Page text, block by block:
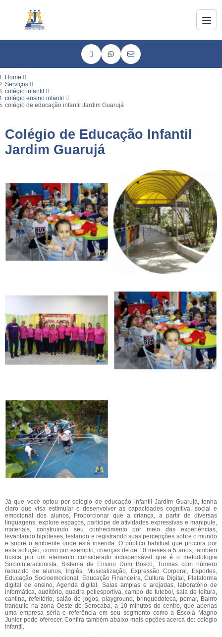
Home
Serviços
colégio infantil
colégio ensino infantil
colégio de educação infantil Jardim Guarujá
Colégio de Educação Infantil
Jardim Guarujá
Já que você optou por colégio de educação infantil Jardim Guarujá, tenha
claro que visa estimular e desenvolver as capacidades cognitiva, social e
emocional dos alunos, Proporcionar que a criança, a partir de diversas
linguagens, explore espaços, participe de atividades expressivas e manipule,
materiais, construindo seu conhecimento por meio das experiências,
levantando hipóteses, testando e registrando suas percepções sobre o mundo
e sobre o ambiente onde está inserida. O público habitual que procura por
esta solução, como por exemplo, crianças de de 10 meses a 5 anos, também
busca por um elemento considerado indispensável que é o metodologia
Sociointeracionista, Sistema de Ensino Dom Bosco, Turmas com número
reduzido de alunos, Inglês, Musicalização, Expressão Corporal, Esportes,
Educação Socioemocional, Educação Financeira, Cultura Digital, Plataforma
digital de ensino, Agenda digital, Salas amplas e arejadas, laboratório de
informática, auditório, quadra poliesportiva, campo de futebol, sala de leitura,
cantina, refeitório, salão de jogos, playground, brinquedoteca, pomar, Bairro
tranquilo na zona Oeste de Sorocaba, a 10 minutos do centro, que apenas
uma empresa séria e referência em seu segmento como a Escola Magno
Junior pode oferecer. Confira também abaixo mais opções acerca de: colégio
infantil.